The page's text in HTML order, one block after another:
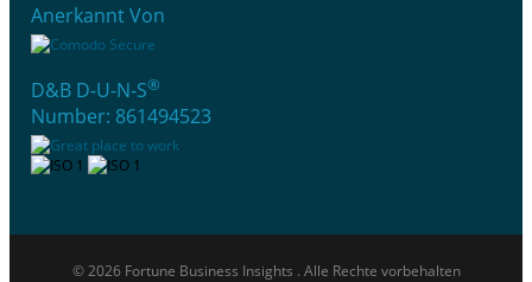
Anerkannt Von
D&B D-U-N-S®
Number: 861494523
© 2026 Fortune Business Insights . Alle Rechte vorbehalten